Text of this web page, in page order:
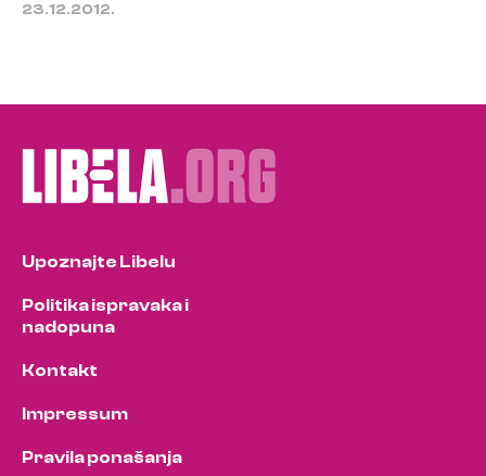
23.12.2012.
Upoznajte Libelu
Politika ispravaka i
nadopuna
Kontakt
Impressum
Pravila ponašanja